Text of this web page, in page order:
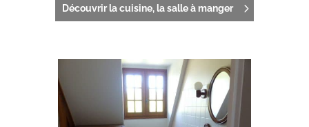
Découvrir la cuisine, la salle à manger